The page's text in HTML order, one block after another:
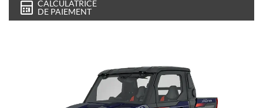
CALCULATRICE
DE PAIEMENT